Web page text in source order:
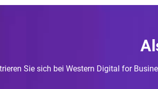
Sie sich bei Western Digital for